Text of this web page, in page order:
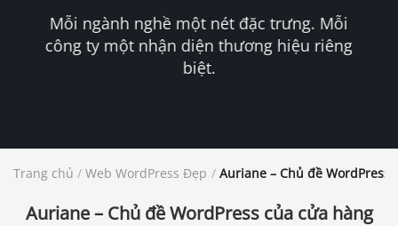
Mỗi ngành nghề một nét đặc trưng. Mỗi
công ty một nhận diện thương hiệu riêng
biệt.
Trang chủ / Web WordPress Đẹp / Auriane – Chủ đề
Auriane – Chủ đề WordPress của cửa hàng